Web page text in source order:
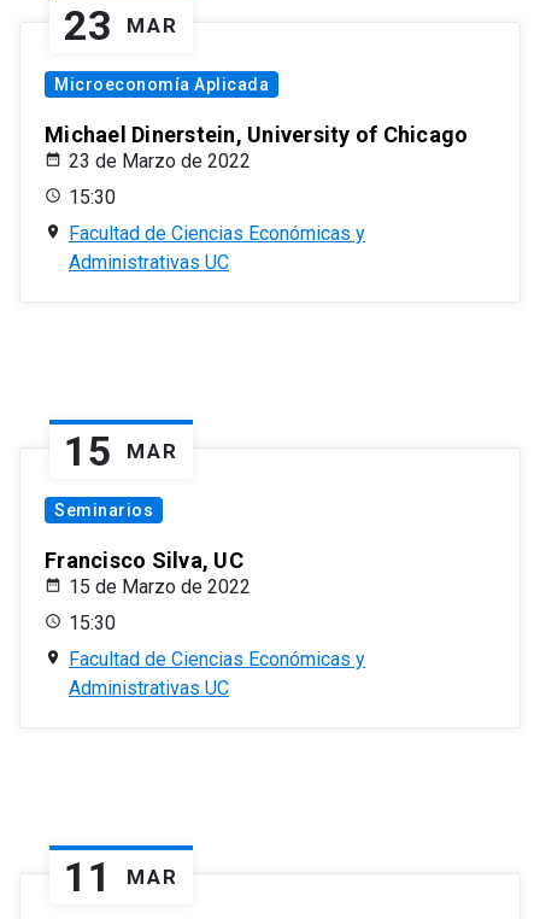
23 MAR
Microeconomía Aplicada
Michael Dinerstein, University of Chicago
23 de Marzo de 2022
15:30
Facultad de Ciencias Económicas y
Administrativas UC
15 MAR
Seminarios
Francisco Silva, UC
15 de Marzo de 2022
15:30
Facultad de Ciencias Económicas y
Administrativas UC
11 MAR